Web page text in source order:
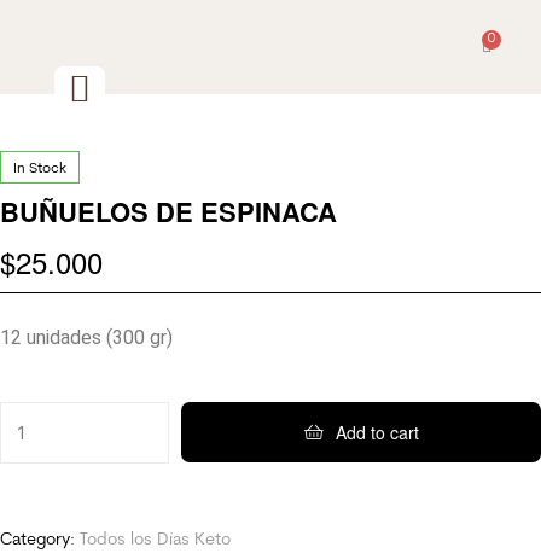
0
In Stock
BUÑUELOS DE ESPINACA
$25.000
12 unidades (300 gr)
Add to cart
Category: Todos los Días Keto